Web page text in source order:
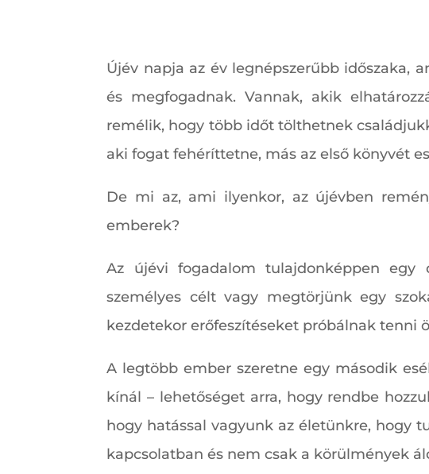
Újév napja az év legnépszerűbb időszaka,
és megfogadnak. Vannak, akik
remélik, hogy több időt tölthetnek
aki fogat fehéríttetne, más az első könyvét
De mi az, ami ilyenkor, az újévben
emberek?
Az újévi fogadalom tulajdonképpen egy
személyes célt vagy megtörjünk egy
kezdetekor erőfeszítéseket próbálnak tenni
A legtöbb ember szeretne egy második
kínál – lehetőséget arra, hogy rendbe
hogy hatással vagyunk az életünkre, hogy
kapcsolatban és nem csak a körülmények